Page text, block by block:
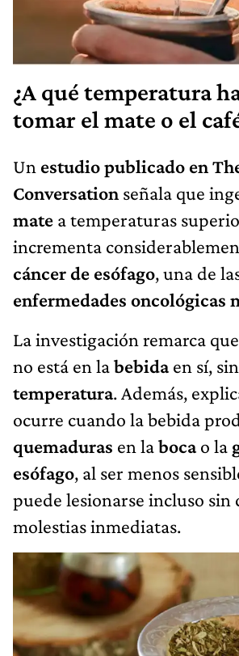
¿A qué temperatura
tomar el mate o el
Un estudio publicado en
Conversation señala que
mate a temperaturas
incrementa
cáncer de esófago, una de
enfermedades oncológicas
La investigación remarca
no está en labebidaen sí,
temperatura. Además,
ocurre cuando la bebida
quemaduras en labocao la
esófago, al ser menos
puede lesionarse incluso sin
molestias inmediatas.